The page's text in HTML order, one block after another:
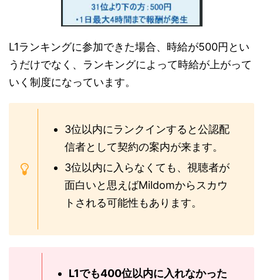
L1ランキングに参加できた場合、時給が500円とい
うだけでなく、ランキングによって時給が上がって
いく制度になっています。
3位以内にランクインすると公認配
信者として契約の案内が来ます。
3位以内に入らなくても、視聴者が
面白いと思えばMildomからスカウ
トされる可能性もあります。
L1でも400位以内に入れなかった